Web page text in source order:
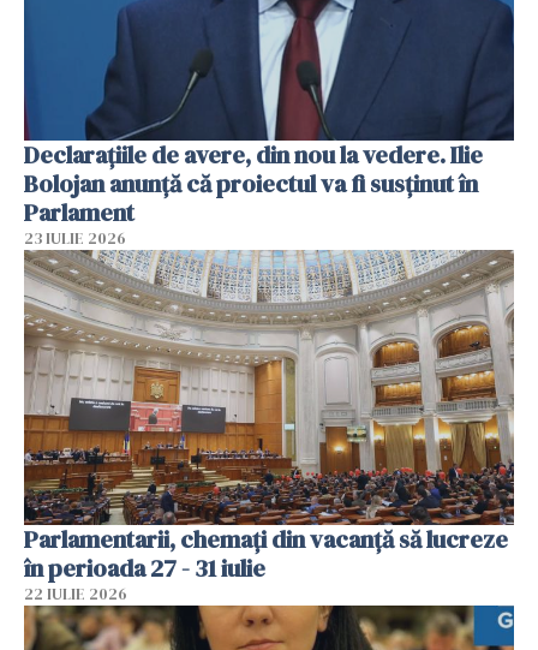
Declarațiile de avere, din nou la vedere. Ilie
Bolojan anunță că proiectul va fi susținut în
Parlament
23 IULIE 2026
Parlamentarii, chemați din vacanță să lucreze
în perioada 27 - 31 iulie
22 IULIE 2026